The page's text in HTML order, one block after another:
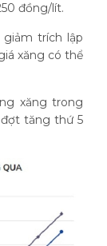
đồng/lít.
giảm trích lập
xăng có thể
xăng trong
tăng thứ 5